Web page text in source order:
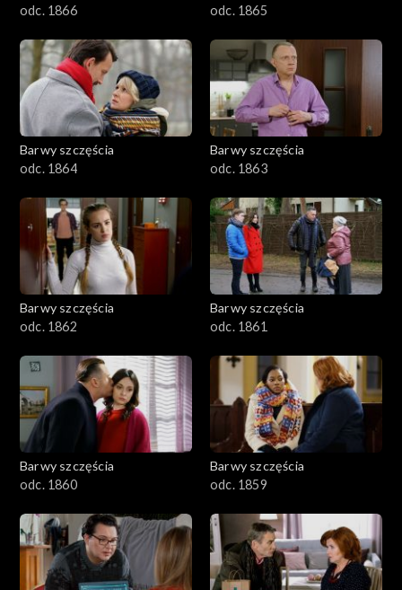
odc. 1866
odc. 1865
Barwy szczęścia
odc. 1864
Barwy szczęścia
odc. 1863
Barwy szczęścia
odc. 1862
Barwy szczęścia
odc. 1861
Barwy szczęścia
odc. 1860
Barwy szczęścia
odc. 1859